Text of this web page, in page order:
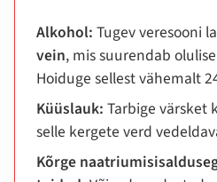
Alkohol: Tugev veresooni
vein, mis suurendab
Hoiduge sellest vähemalt
Küüslauk: Tarbige värsket
selle kergete verd
Kõrge